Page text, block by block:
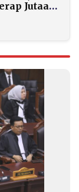
Jutaan